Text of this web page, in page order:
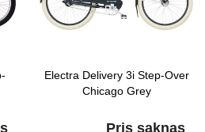
Electra Delivery 3i Step-Over
Chicago Grey
Pris saknas